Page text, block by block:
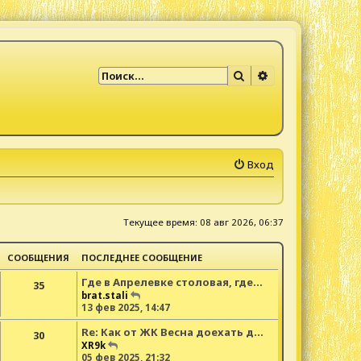
Поиск Расширенный
Вход
Текущее время: 08 авг 2026, 06:37
СООБЩЕНИЯ ПОСЛЕДНЕЕ СООБЩЕНИЕ
35 Где в Апрелевке столовая, где…
brat.stali
е
р
е
т
13 фев 2025, 14:47
30 Re: Как от ЖК Весна доехать д…
XR9k
е
05 фев 2025, 21:32